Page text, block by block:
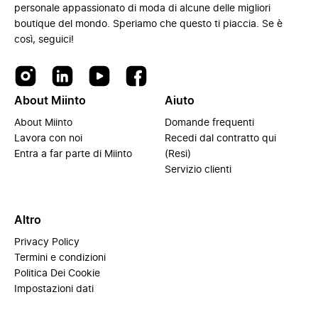
personale appassionato di moda di alcune delle migliori
boutique del mondo. Speriamo che questo ti piaccia. Se è
così, seguici!
About Miinto
About Miinto
Lavora con noi
Entra a far parte di Miinto
Aiuto
Domande frequenti
Recedi dal contratto qui
(Resi)
Servizio clienti
Altro
Privacy Policy
Termini e condizioni
Politica Dei Cookie
Impostazioni dati